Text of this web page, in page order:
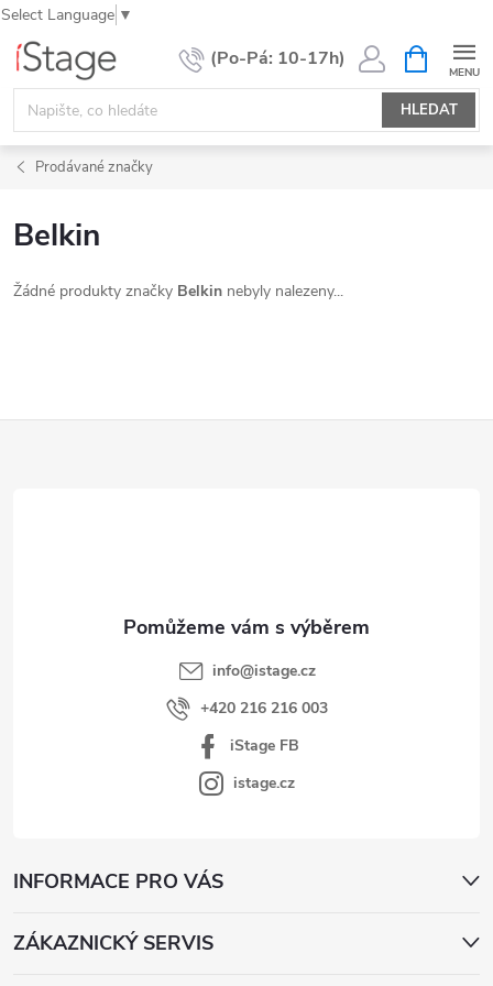
Select Language ▼
Přejít
obsah
HLEDAT
NÁKUPNÍ
KOŠÍK
Prodávané značky
Belkin
Žádné produkty značky Belkin nebyly nalezeny...
info@istage.cz
+420 216 216 003
iStage FB
istage.cz
INFORMACE PRO VÁS
ZÁKAZNICKÝ SERVIS